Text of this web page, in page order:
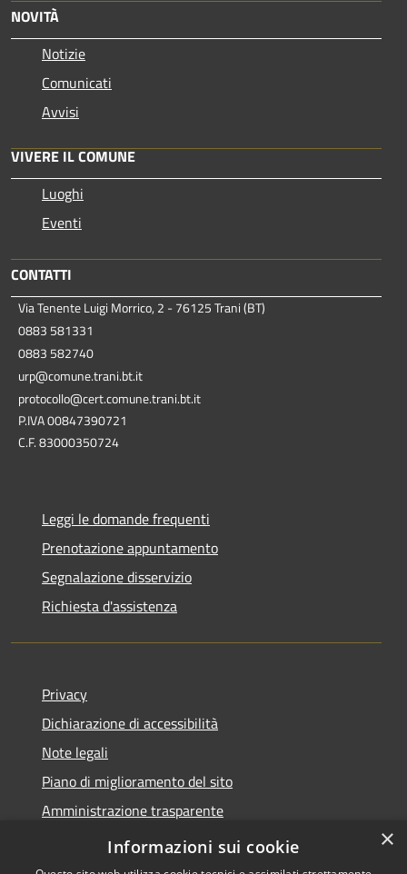
NOVITÀ
Notizie
Comunicati
Avvisi
VIVERE IL COMUNE
Luoghi
Eventi
CONTATTI
Via Tenente Luigi Morrico, 2 - 76125 Trani (BT)
0883 581331
0883 582740
urp@comune.trani.bt.it
protocollo@cert.comune.trani.bt.it
P.IVA 00847390721
C.F. 83000350724
Leggi le domande frequenti
Prenotazione appuntamento
Segnalazione disservizio
Richiesta d'assistenza
Privacy
Dichiarazione di accessibilità
Note legali
Piano di miglioramento del sito
Amministrazione trasparente
Albo Pretorio
×
Informazioni sui cookie